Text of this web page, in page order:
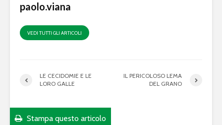
paolo.viana
VEDI TUTTI GLI ARTICOLI
LE CECIDOMIE E LE
LORO GALLE
IL PERICOLOSO LEMA
DEL GRANO
Stampa questo articolo